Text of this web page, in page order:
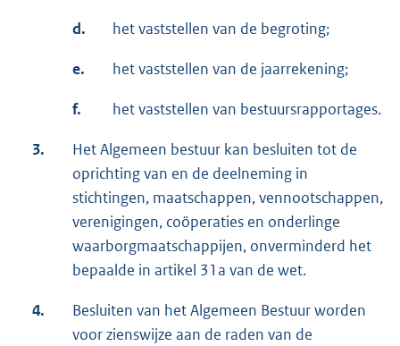
d. het vaststellen van de begroting;
e. het vaststellen van de jaarrekening;
f. het vaststellen van bestuursrapportages.
3.
Het Algemeen bestuur kan besluiten tot de
oprichting van en de deelneming in
stichtingen, maatschappen, vennootschappen,
verenigingen, coöperaties en onderlinge
waarborgmaatschappijen, onverminderd het
bepaalde in artikel 31a van de wet.
4.
Besluiten van het Algemeen Bestuur worden
voor zienswijze aan de raden van de